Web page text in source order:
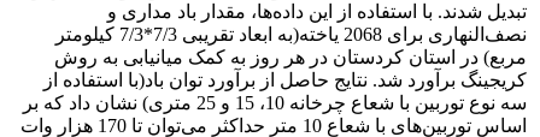
تبدیل شدند. با استفاده از این داده‌ها، مقدار باد مداری و
نصف‌النهاری برای 2068 یاخته(به ابعاد تقریبی 7/3*7/3 کیلومتر
مربع) در استان کردستان در هر روز به کمک میانیابی به روش
کریجینگ برآورد شد. نتایج حاصل از برآورد توان باد(با استفاده از
سه نوع توربین با شعاع چرخانه 10، 15 و 25 متری) نشان داد که بر
اساس توربین‌های با شعاع 10 متر حداکثر می‌توان تا 170 هزار وات